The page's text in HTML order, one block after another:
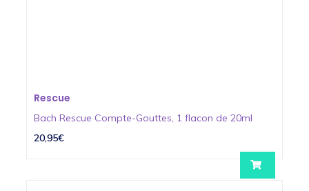
Rescue
Bach Rescue Compte-Gouttes, 1 flacon de 20ml
20,95€